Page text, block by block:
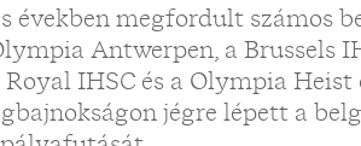
években megfordult számos
Antwerpen, a Brussels
IHSC és a Olympia Heist
jégre lépett a